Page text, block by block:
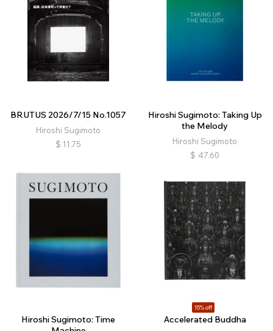
BRUTUS 2026/7/15 No.1057
Hiroshi Sugimoto
$ 11.75
Hiroshi Sugimoto: Taking Up
the Melody
Hiroshi Sugimoto
$ 47.60
Hiroshi Sugimoto: Time
15% off
Accelerated Buddha